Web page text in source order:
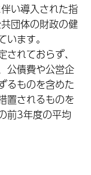
い導入された指
団体の財政の健
ます。
れておらず、
公債費や公営企
るものを含めた
置されるものを
前3年度の平均